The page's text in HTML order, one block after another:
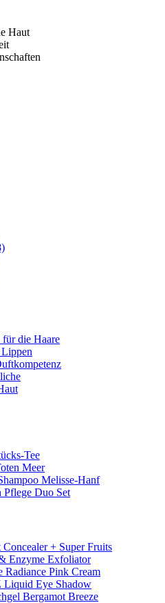
Haut
für die Haare
Tee
Meer
Melisse-Hanf
Duo Set
+ Super Fruits
Enzyme Exfoliator
Radiance Pink Cream
Eye Shadow
Bergamot Breeze